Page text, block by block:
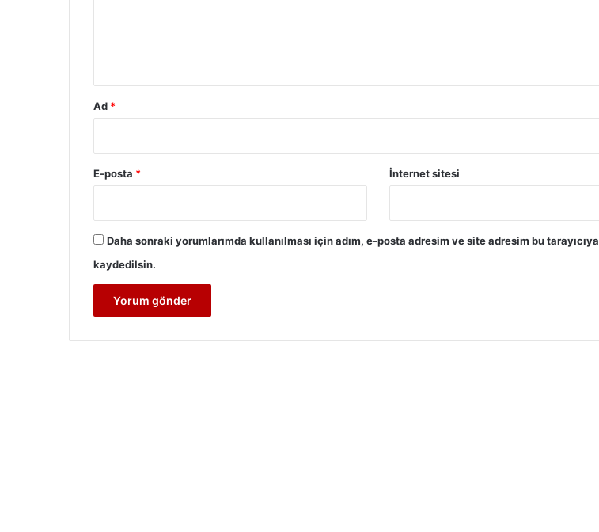
Ad *
E-posta * İnternet sitesi
Daha sonraki yorumlarımda kullanılması için adım, e-posta adresim ve site adresim bu tarayıcıya
kaydedilsin.